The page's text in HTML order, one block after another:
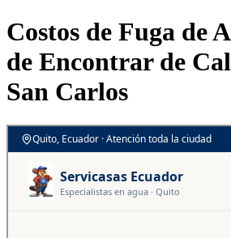
Costos de Fuga de
de Encontrar de
San Carlos